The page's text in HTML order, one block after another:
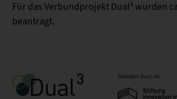
Für das Verbundprojekt Dual³ wurden
beantragt.